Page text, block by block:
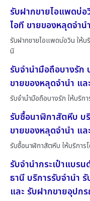
รับฝากขายไอแพดบ่
ไอที ขายของหลุดจำ
รับฝากขายไอแพดบ่อวิน ให้บ
นิ
รับจำนำมือถือบางรัก
ขายของหลุดจำนำ แ
รับจำนำมือถือบางรัก ให้บริก
รับซื้อนาฬิกาสัตหีบ บ
ขายของหลุดจำนำ แ
รับซื้อนาฬิกาสัตหีบ ให้บริการ
รับจำนำกระเป๋าแบร
ธานี บริการรับจำนำ
และ รับฝากขายอุปก